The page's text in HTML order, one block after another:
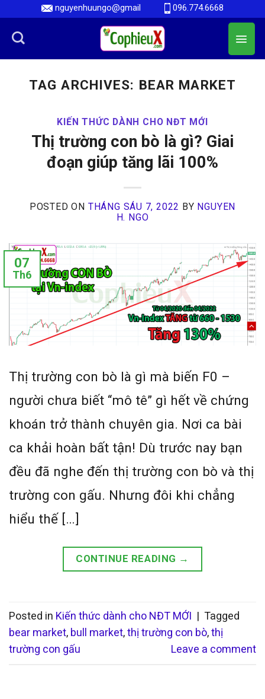
nguyenhuungo@gmail 096.774.6668
TAG ARCHIVES: BEAR MARKET
KIẾN THỨC DÀNH CHO NĐT MỚI
Thị trường con bò là gì? Giai
đoạn giúp tăng lãi 100%
POSTED ON THÁNG SÁU 7, 2022 BY NGUYEN
H. NGO
07
Th6
Thị trường con bò là gì mà biến F0 –
người chưa biết “mô tê” gì hết về chứng
khoán trở thành chuyên gia. Nơi ca bài
ca khải hoàn bất tận! Dù trước nay bạn
đều đã nghe đến thị trường con bò và thị
trường con gấu. Nhưng đôi khi chẳng
hiểu thế […]
CONTINUE READING →
Posted in Kiến thức dành cho NĐT MỚI | Tagged
bear market, bull market,thị trường con bò,thị
trường con gấu
Leave a comment